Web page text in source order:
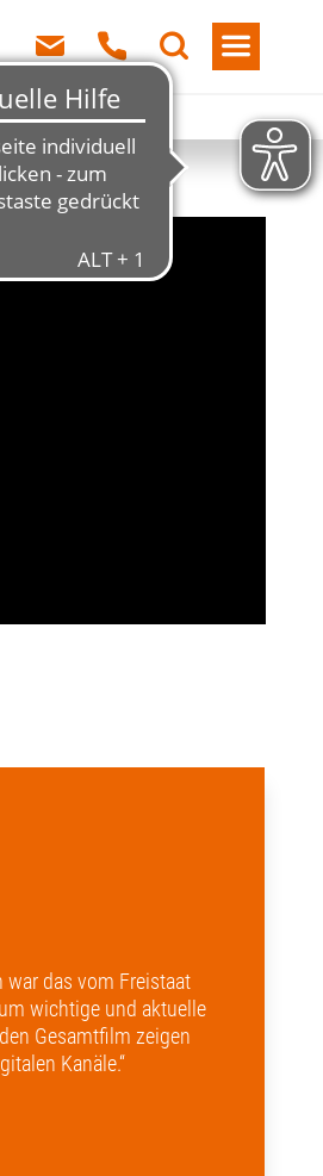
das vom Freistaat
wichtige und aktuelle
Gesamtfilm zeigen
Kanäle.“